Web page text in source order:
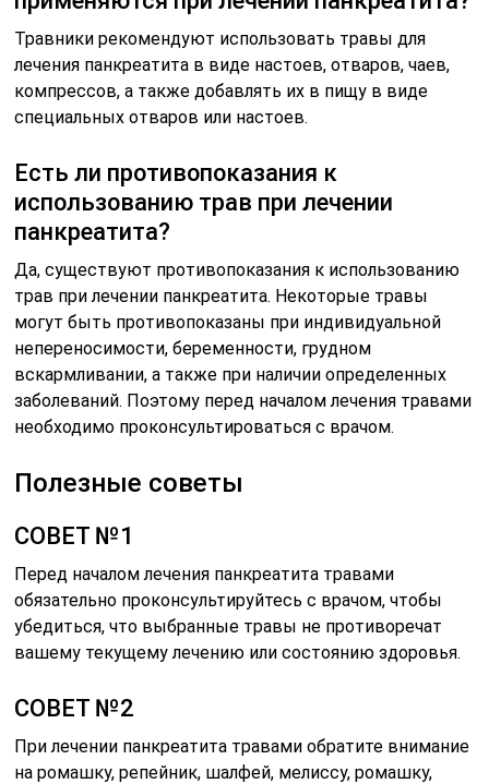
Травники рекомендуют использовать травы для
лечения панкреатита в виде настоев, отваров, чаев,
компрессов, а также добавлять их в пищу в виде
специальных отваров или настоев.
Есть ли противопоказания к
использованию трав при лечении
панкреатита?
Да, существуют противопоказания к использованию
трав при лечении панкреатита. Некоторые травы
могут быть противопоказаны при индивидуальной
непереносимости, беременности, грудном
вскармливании, а также при наличии определенных
заболеваний. Поэтому перед началом лечения травами
необходимо проконсультироваться с врачом.
Полезные советы
СОВЕТ №1
Перед началом лечения панкреатита травами
обязательно проконсультируйтесь с врачом, чтобы
убедиться, что выбранные травы не противоречат
вашему текущему лечению или состоянию здоровья.
СОВЕТ №2
При лечении панкреатита травами обратите внимание
на ромашку, репейник, шалфей, мелиссу, ромашку,